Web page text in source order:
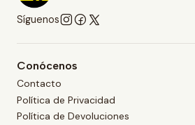
Síguenos
Conócenos
Contacto
Política de Privacidad
Política de Devoluciones